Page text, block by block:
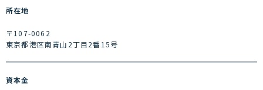
所在地
〒107-0062
東京都港区南青山2丁目2番15号
資本金